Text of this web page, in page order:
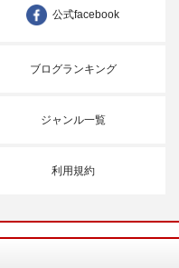
公式facebook
ブログランキング
ジャンル一覧
利用規約